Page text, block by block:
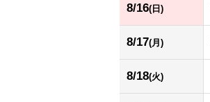
8/16(日)
8/17(月)
8/18(火)